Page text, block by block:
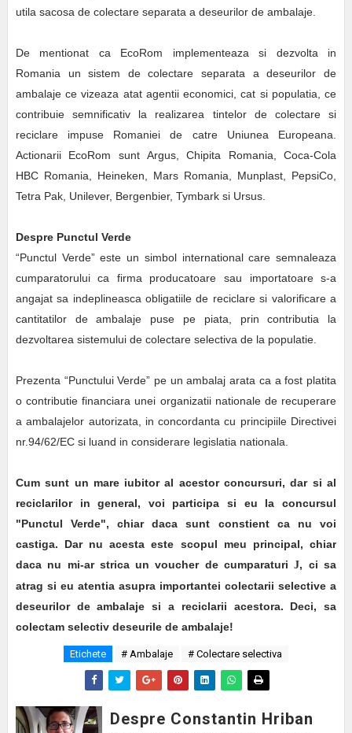
utila sacosa de colectare separata a deseurilor de ambalaje.
De mentionat ca EcoRom implementeaza si dezvolta in
Romania un sistem de colectare separata a deseurilor de
ambalaje ce vizeaza atat agentii economici, cat si populatia, ce
contribuie semnificativ la realizarea tintelor de colectare si
reciclare impuse Romaniei de catre Uniunea Europeana.
Actionarii EcoRom sunt Argus, Chipita Romania, Coca-Cola
HBC Romania, Heineken, Mars Romania, Munplast, PepsiCo,
Tetra Pak, Unilever, Bergenbier, Tymbark si Ursus.
Despre Punctul Verde
“Punctul Verde” este un simbol international care semnaleaza
cumparatorului ca firma producatoare sau importatoare s-a
angajat sa indeplineasca obligatiile de reciclare si valorificare a
cantitatilor de ambalaje puse pe piata, prin contributia la
dezvoltarea sistemului de colectare selectiva de la populatie.
Prezenta “Punctului Verde” pe un ambalaj arata ca a fost platita
o contributie financiara unei organizatii nationale de recuperare
a ambalajelor autorizata, in concordanta cu principiile Directivei
nr.94/62/EC si luand in considerare legislatia nationala.
Cum sunt un mare iubitor al acestor concursuri, dar si al
reciclarilor in general, voi participa si eu la concursul
"Punctul Verde", chiar daca sunt constient ca nu voi
castiga. Dar nu acesta este scopul meu principal, chiar
daca nu mi-ar strica un voucher de cumparaturiJ, ci sa
atrag si eu atentia asupra importantei colectarii selective a
deseurilor de ambalaje si a reciclarii acestora. Deci, sa
colectam selectiv deseurile de ambalaje!
Etichete # Ambalaje # Colectare selectiva
Despre Constantin Hriban